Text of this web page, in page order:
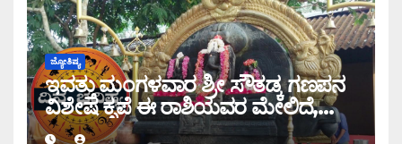
ಜ್ಯೋತಿಷ್ಯ
ಇವತ್ತು ಮಂಗಳವಾರ ಶ್ರೀ ಸೌತಡ್ಕ ಗಣಪನ
ವಿಶೇಷ ಕೃಪೆ ಈ ರಾಶಿಯವರ ಮೇಲಿದೆ,
ಇಂದಿನ ರಾಶಿ ಭವಿಷ್ಯ ತಿಳಿಯಿರಿ